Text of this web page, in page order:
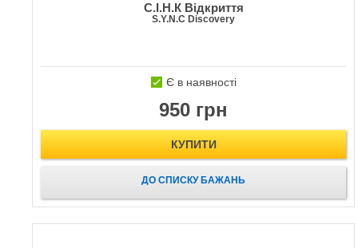
C.І.Н.К Відкриття
S.Y.N.C Discovery
Є в наявності
950 грн
КУПИТИ
ДО СПИСКУ БАЖАНЬ